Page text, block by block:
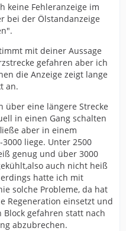
keine Fehleranzeige im
bei der Ölstandanzeige
mit deiner Aussage
gefahren aber ich
die Anzeige zeigt lange
an.
über eine längere Strecke
in einen Gang schalten
aber in einem
liege. Unter 2500
genug und über 3000
auch nicht heiß
hatte ich mit
solche Probleme, da hat
Regeneration einsetzt und
gefahren statt nach
abzubrechen.